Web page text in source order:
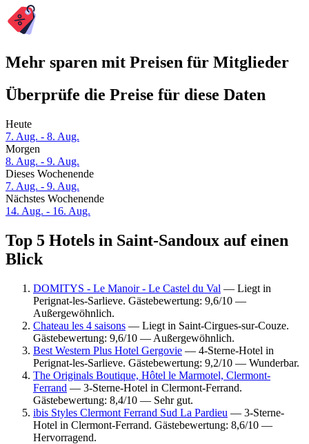
Mehr sparen mit Preisen für Mitglieder
Überprüfe die Preise für diese Daten
Heute
7. Aug. - 8. Aug.
Morgen
8. Aug. - 9. Aug.
Dieses Wochenende
7. Aug. - 9. Aug.
Nächstes Wochenende
14. Aug. - 16. Aug.
Top 5 Hotels in Saint-Sandoux auf einen
Blick
DOMITYS - Le Manoir - Le Castel du Val — Liegt in
Perignat-les-Sarlieve. Gästebewertung: 9,6/10 —
Außergewöhnlich.
Chateau les 4 saisons — Liegt in Saint-Cirgues-sur-Couze.
Gästebewertung: 9,6/10 — Außergewöhnlich.
Best Western Plus Hotel Gergovie — 4-Sterne-Hotel in
Perignat-les-Sarlieve. Gästebewertung: 9,2/10 — Wunderbar.
The Originals Boutique, Hôtel le Marmotel, Clermont-
Ferrand — 3-Sterne-Hotel in Clermont-Ferrand.
Gästebewertung: 8,4/10 — Sehr gut.
ibis Styles Clermont Ferrand Sud La Pardieu — 3-Sterne-
Hotel in Clermont-Ferrand. Gästebewertung: 8,6/10 —
Hervorragend.